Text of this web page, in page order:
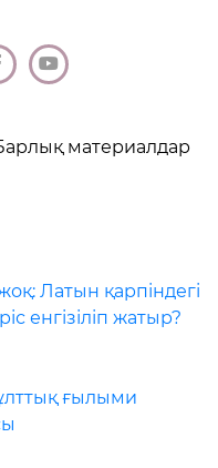
материалдар
Латын қарпіндегі
енгізіліп жатыр?
ғылыми